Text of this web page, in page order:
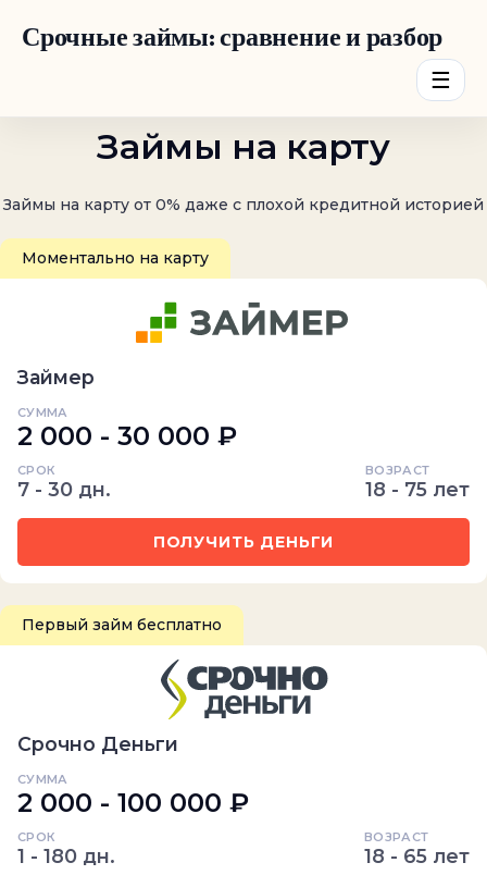
Срочные займы: сравнение и разбор
☰
Займы на карту
Займы на карту от 0% даже с плохой кредитной историей
Моментально на карту
Займер
СУММА
2 000 - 30 000 ₽
СРОК
7 - 30 дн.
ВОЗРАСТ
18 - 75 лет
ПОЛУЧИТЬ ДЕНЬГИ
Первый займ бесплатно
Срочно Деньги
СУММА
2 000 - 100 000 ₽
СРОК
1 - 180 дн.
ВОЗРАСТ
18 - 65 лет